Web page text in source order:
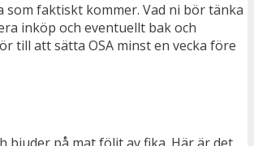
faktiskt kommer. Vad ni bör tänka
inköp och eventuellt bak och
till att sätta OSA minst en vecka före